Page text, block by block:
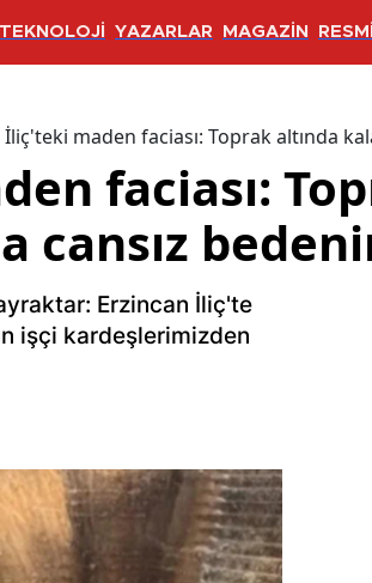
TEKNOLOJİ YAZARLAR MAGAZİN
maden faciası: Toprak altında
faciası:
Erzincan İliç'te
işçi kardeşlerimizden